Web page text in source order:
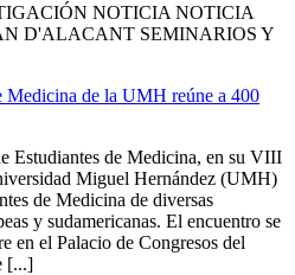
NOTICIA NOTICIA
D'ALACANT SEMINARIOS Y
Medicina de la UMH reúne a 400
Estudiantes de Medicina, en su VIII
Miguel Hernández (UMH)
de Medicina de diversas
y sudamericanas. El encuentro se
en el Palacio de Congresos del
[...]